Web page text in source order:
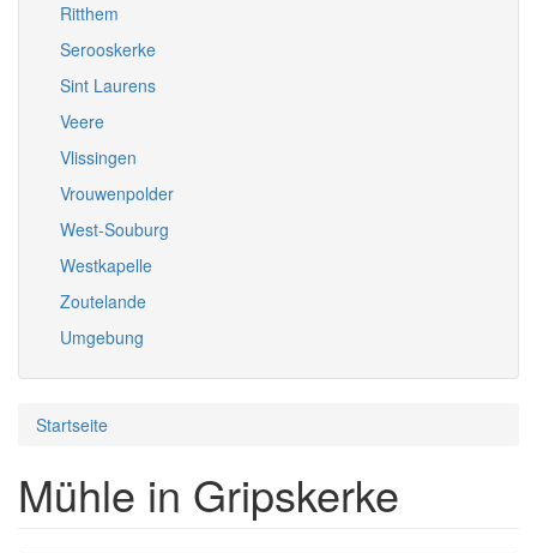
Ritthem
Serooskerke
Sint Laurens
Veere
Vlissingen
Vrouwenpolder
West-Souburg
Westkapelle
Zoutelande
Umgebung
Startseite
Mühle in Gripskerke